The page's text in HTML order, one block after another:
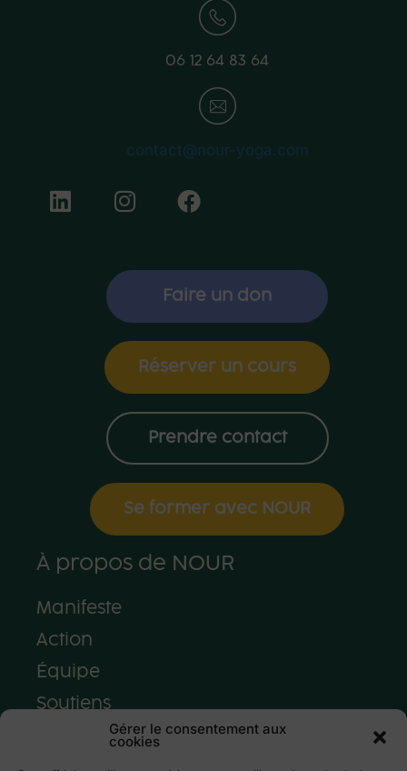
Gérer le consentement aux
cookies
06 12 64 83 64
contact@nour-yoga.com
Faire un don
Réserver un cours
Prendre contact
Se former avec NOUR
À propos de NOUR
Manifeste
Action
Équipe
Soutiens